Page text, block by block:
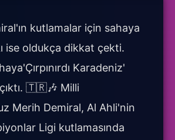
kutlamalar için sahaya
ise oldukça dikkat çekti.
Karadeniz'
🇹🇷🎶 Milli
Merih Demiral, Al Ahli'nin
Ligi kutlamasında